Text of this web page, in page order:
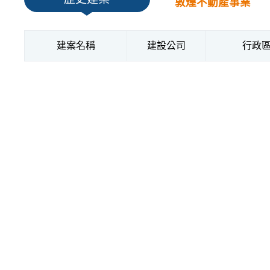
敦煌不動產事業
建案名稱 建設公司 行政